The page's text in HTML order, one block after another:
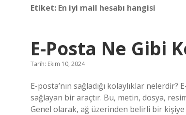
Etiket: En iyi mail hesabı hangisi
E-Posta Ne Gibi
Tarih: Ekim 10, 2024
E-posta’nın sağladığı kolaylıklar
sağlayan bir araçtır. Bu, metin, dosya,
Genel olarak, ağ üzerinden belirli bir